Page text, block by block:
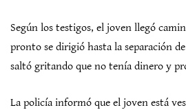
Según los testigos, el joven llegó
pronto se dirigió hasta la separación
saltó gritando que no tenía dinero y
La policía informó que el joven está